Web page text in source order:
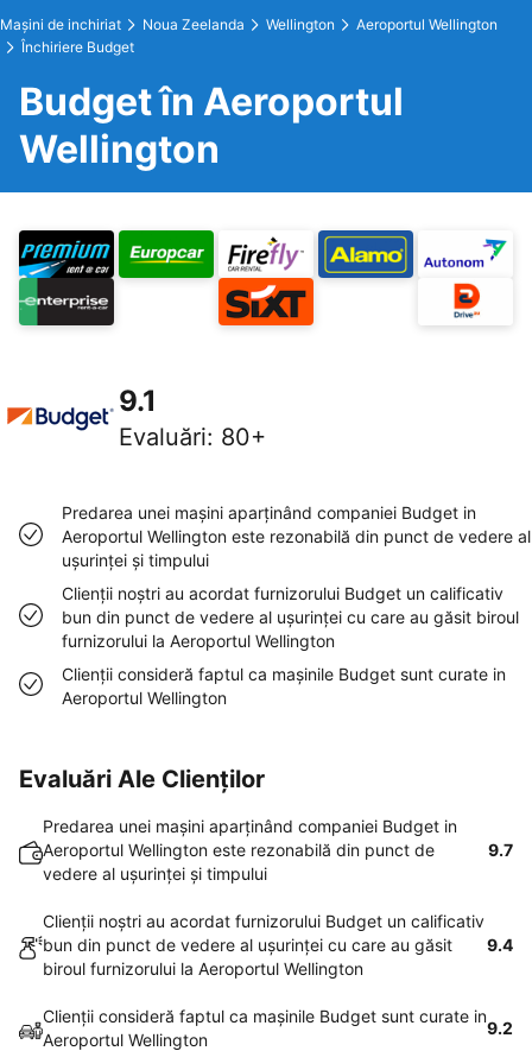
Maşini de inchiriat Noua Zeelanda Wellington
Aeroportul Wellington
Închiriere Budget
Budget în Aeroportul
Wellington
9.1
Evaluări: 80+
Predarea unei maşini aparţinând companiei Budget in
Aeroportul Wellington este rezonabilă din punct de vedere al
uşurinţei şi timpului
Clienţii noştri au acordat furnizorului Budget un calificativ
bun din punct de vedere al uşurinţei cu care au găsit biroul
furnizorului la Aeroportul Wellington
Clienţii consideră faptul ca maşinile Budget sunt curate in
Aeroportul Wellington
Evaluări Ale Clienților
Predarea unei maşini aparţinând companiei Budget in
Aeroportul Wellington este rezonabilă din punct de
vedere al uşurinţei şi timpului
9.7
Clienţii noştri au acordat furnizorului Budget un calificativ
bun din punct de vedere al uşurinţei cu care au găsit
biroul furnizorului la Aeroportul Wellington
9.4
Clienţii consideră faptul ca maşinile Budget sunt curate in
Aeroportul Wellington
9.2